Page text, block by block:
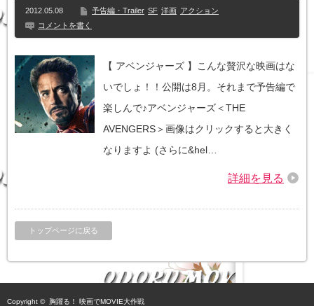
2012.05.08 予告編・Trailer SF 洋画 アクション
コメントを書く
【 アベンジャーズ 】こんな贅沢な映画はな
いでしょ！！公開は8月。それまで予告編で
楽しんで♪アベンジャーズ＜THE
AVENGERS＞画像はクリックすると大きく
なりますよ (さらに&hel…
詳細を見る
トップページに戻る
Copyright © 胸躍る！ 映画でMOVIE大作戦